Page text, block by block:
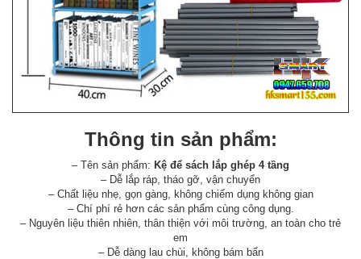
Thông tin sản phẩm:
– Tên sản phẩm: Kệ để sách lắp ghép 4 tầng
– Dễ lắp ráp, tháo gỡ, vận chuyển
– Chất liệu nhẹ, gọn gàng, không chiếm dụng không gian
– Chí phí rẻ hơn các sản phẩm cùng công dụng.
– Nguyên liệu thiên nhiên, thân thiện với môi trường, an toàn cho trẻ
em
– Dễ dàng lau chùi, không bám bẩn